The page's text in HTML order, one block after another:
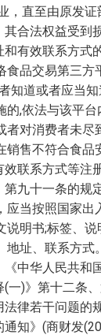
，直至由原发证
合法权益受到
有效联系方式
品交易第三方
知道或者应当
,依法与该平
对消费者未尽
售不符合食品
联系方式等注
九十一条的规
当按照国家出
明书;标签、
址、联系方式
中华人民共和
一)》第十二条
律若干问题的
知》(商财发